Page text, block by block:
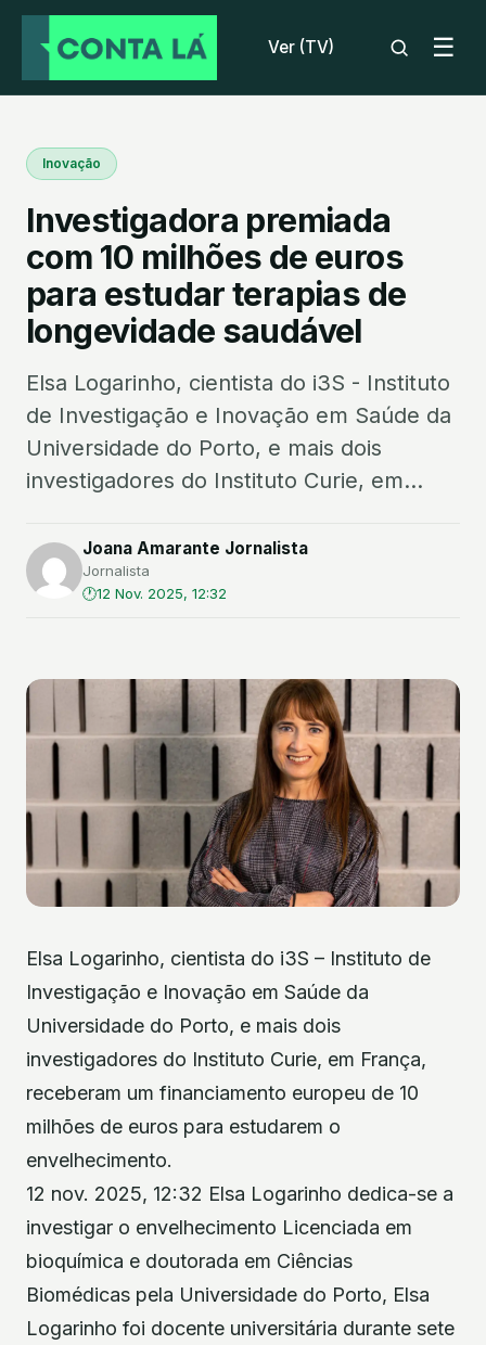
Ver (TV) ☰
Inovação
Investigadora premiada
com 10 milhões de euros
para estudar terapias de
longevidade saudável
Elsa Logarinho, cientista do i3S - Instituto
de Investigação e Inovação em Saúde da
Universidade do Porto, e mais dois
investigadores do Instituto Curie, em...
Joana Amarante Jornalista
Jornalista
12 Nov. 2025, 12:32
Elsa Logarinho, cientista do i3S – Instituto de
Investigação e Inovação em Saúde da
Universidade do Porto, e mais dois
investigadores do Instituto Curie, em França,
receberam um financiamento europeu de 10
milhões de euros para estudarem o
envelhecimento.
12 nov. 2025, 12:32 Elsa Logarinho dedica-se a
investigar o envelhecimento Licenciada em
bioquímica e doutorada em Ciências
Biomédicas pela Universidade do Porto, Elsa
Logarinho foi docente universitária durante sete